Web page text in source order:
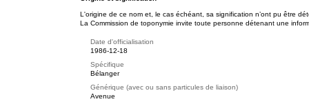
L'origine de ce nom et, le cas échéant, sa signification n’ont pu être
La Commission de toponymie invite toute personne détenant une
Date d'officialisation
1986-12-18
Spécifique
Bélanger
Générique (avec ou sans particules de liaison)
Avenue